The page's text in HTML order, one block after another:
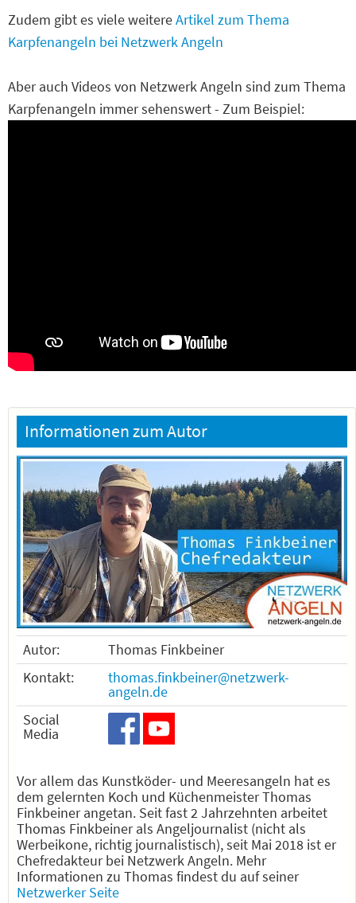
Zudem gibt es viele weitereArtikel zum Thema
Karpfenangeln bei Netzwerk Angeln
Aber auch Videos von Netzwerk Angeln sind zum Thema
Karpfenangeln immer sehenswert - Zum Beispiel:
Informationen zum Autor
Autor:
Thomas Finkbeiner
Kontakt:
thomas.finkbeiner@netzwerk-
angeln.de
Social
Media
Vor allem das Kunstköder- und Meeresangeln hat es
dem gelernten Koch und Küchenmeister Thomas
Finkbeiner angetan. Seit fast 2 Jahrzehnten arbeitet
Thomas Finkbeiner als Angeljournalist (nicht als
Werbeikone, richtig journalistisch), seit Mai 2018 ist er
Chefredakteur bei Netzwerk Angeln. Mehr
Informationen zu Thomas findest du auf seiner
Netzwerker Seite